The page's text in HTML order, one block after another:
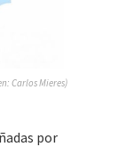
Carlos Mieres)
por